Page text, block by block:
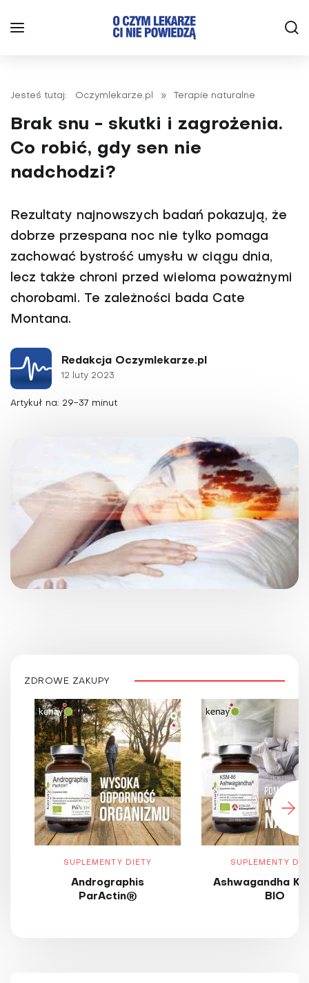
Jesteś tutaj: Oczymlekarze.pl » Terapie naturalne
Brak snu - skutki i zagrożenia.
Co robić, gdy sen nie
nadchodzi?
Rezultaty najnowszych badań pokazują, że
dobrze przespana noc nie tylko pomaga
zachować bystrość umysłu w ciągu dnia,
lecz także chroni przed wieloma poważnymi
chorobami. Te zależności bada Cate
Montana.
Redakcja Oczymlekarze.pl
12 luty 2023
Artykuł na: 29-37 minut
ZDROWE ZAKUPY
SUPLEMENTY DIETY
Andrographis
ParActin®
SUPLEMENTY
Ashwagandha
BIO